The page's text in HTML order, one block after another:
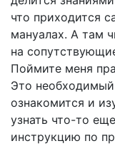
что приходится
мануалах. А там
на
Поймите меня
Это
ознакомится и
узнать что-то
инструкцию по